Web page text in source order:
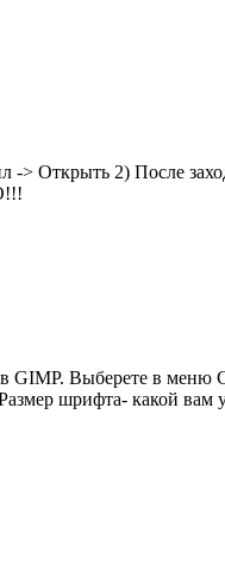
-> Открыть 2) После
GIMP. Выберете в меню
шрифта- какой вам